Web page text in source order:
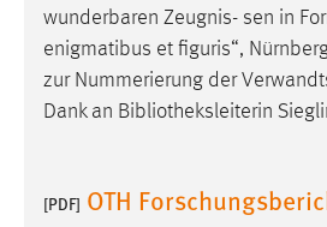
wunderbaren Zeugnis- sen in
enigmatibus et figuris“,
zur Nummerierung der
Dank an Bibliotheksleiterin
[PDF] OTH
Cookie Laufzeit:
style-
Sitzungslaufzeit,
Jahre,